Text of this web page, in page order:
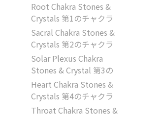
Root Chakra Stones &
Crystals 第1のチャクラ
Sacral Chakra Stones &
Crystals 第2のチャクラ
Solar Plexus Chakra
Stones & Crystal 第3の
Heart Chakra Stones &
Crystals 第4のチャクラ
Throat Chakra Stones &